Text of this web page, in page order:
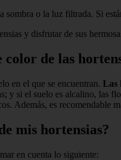
o la luz filtrada. Si
y disfrutar de sus
color de las
en el que se encuentran. Las
y si el suelo es alcalino, las
Además, es
mis hortensias?
en cuenta lo siguiente: